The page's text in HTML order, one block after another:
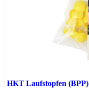
HKT Laufstopfen (BPP)